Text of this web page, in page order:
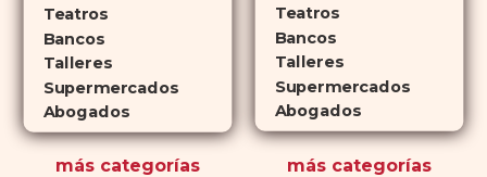
planificar sus actividades
románticas con antelación.
Teatros
Bancos
Talleres
Supermercados
Abogados
más categorías
Teatros
Bancos
Talleres
Supermercados
Abogados
máscategorías